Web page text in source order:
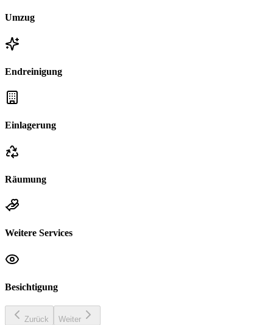
Umzug
Endreinigung
Einlagerung
Räumung
Weitere Services
Besichtigung
Zurück Weiter